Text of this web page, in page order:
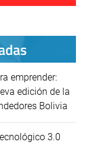
emprender:
edición de la
Bolivia
3.0